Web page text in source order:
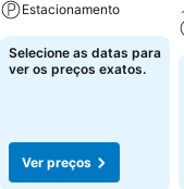
Estacionamento
Selecione as datas para
ver os preços exatos.
Ver preços